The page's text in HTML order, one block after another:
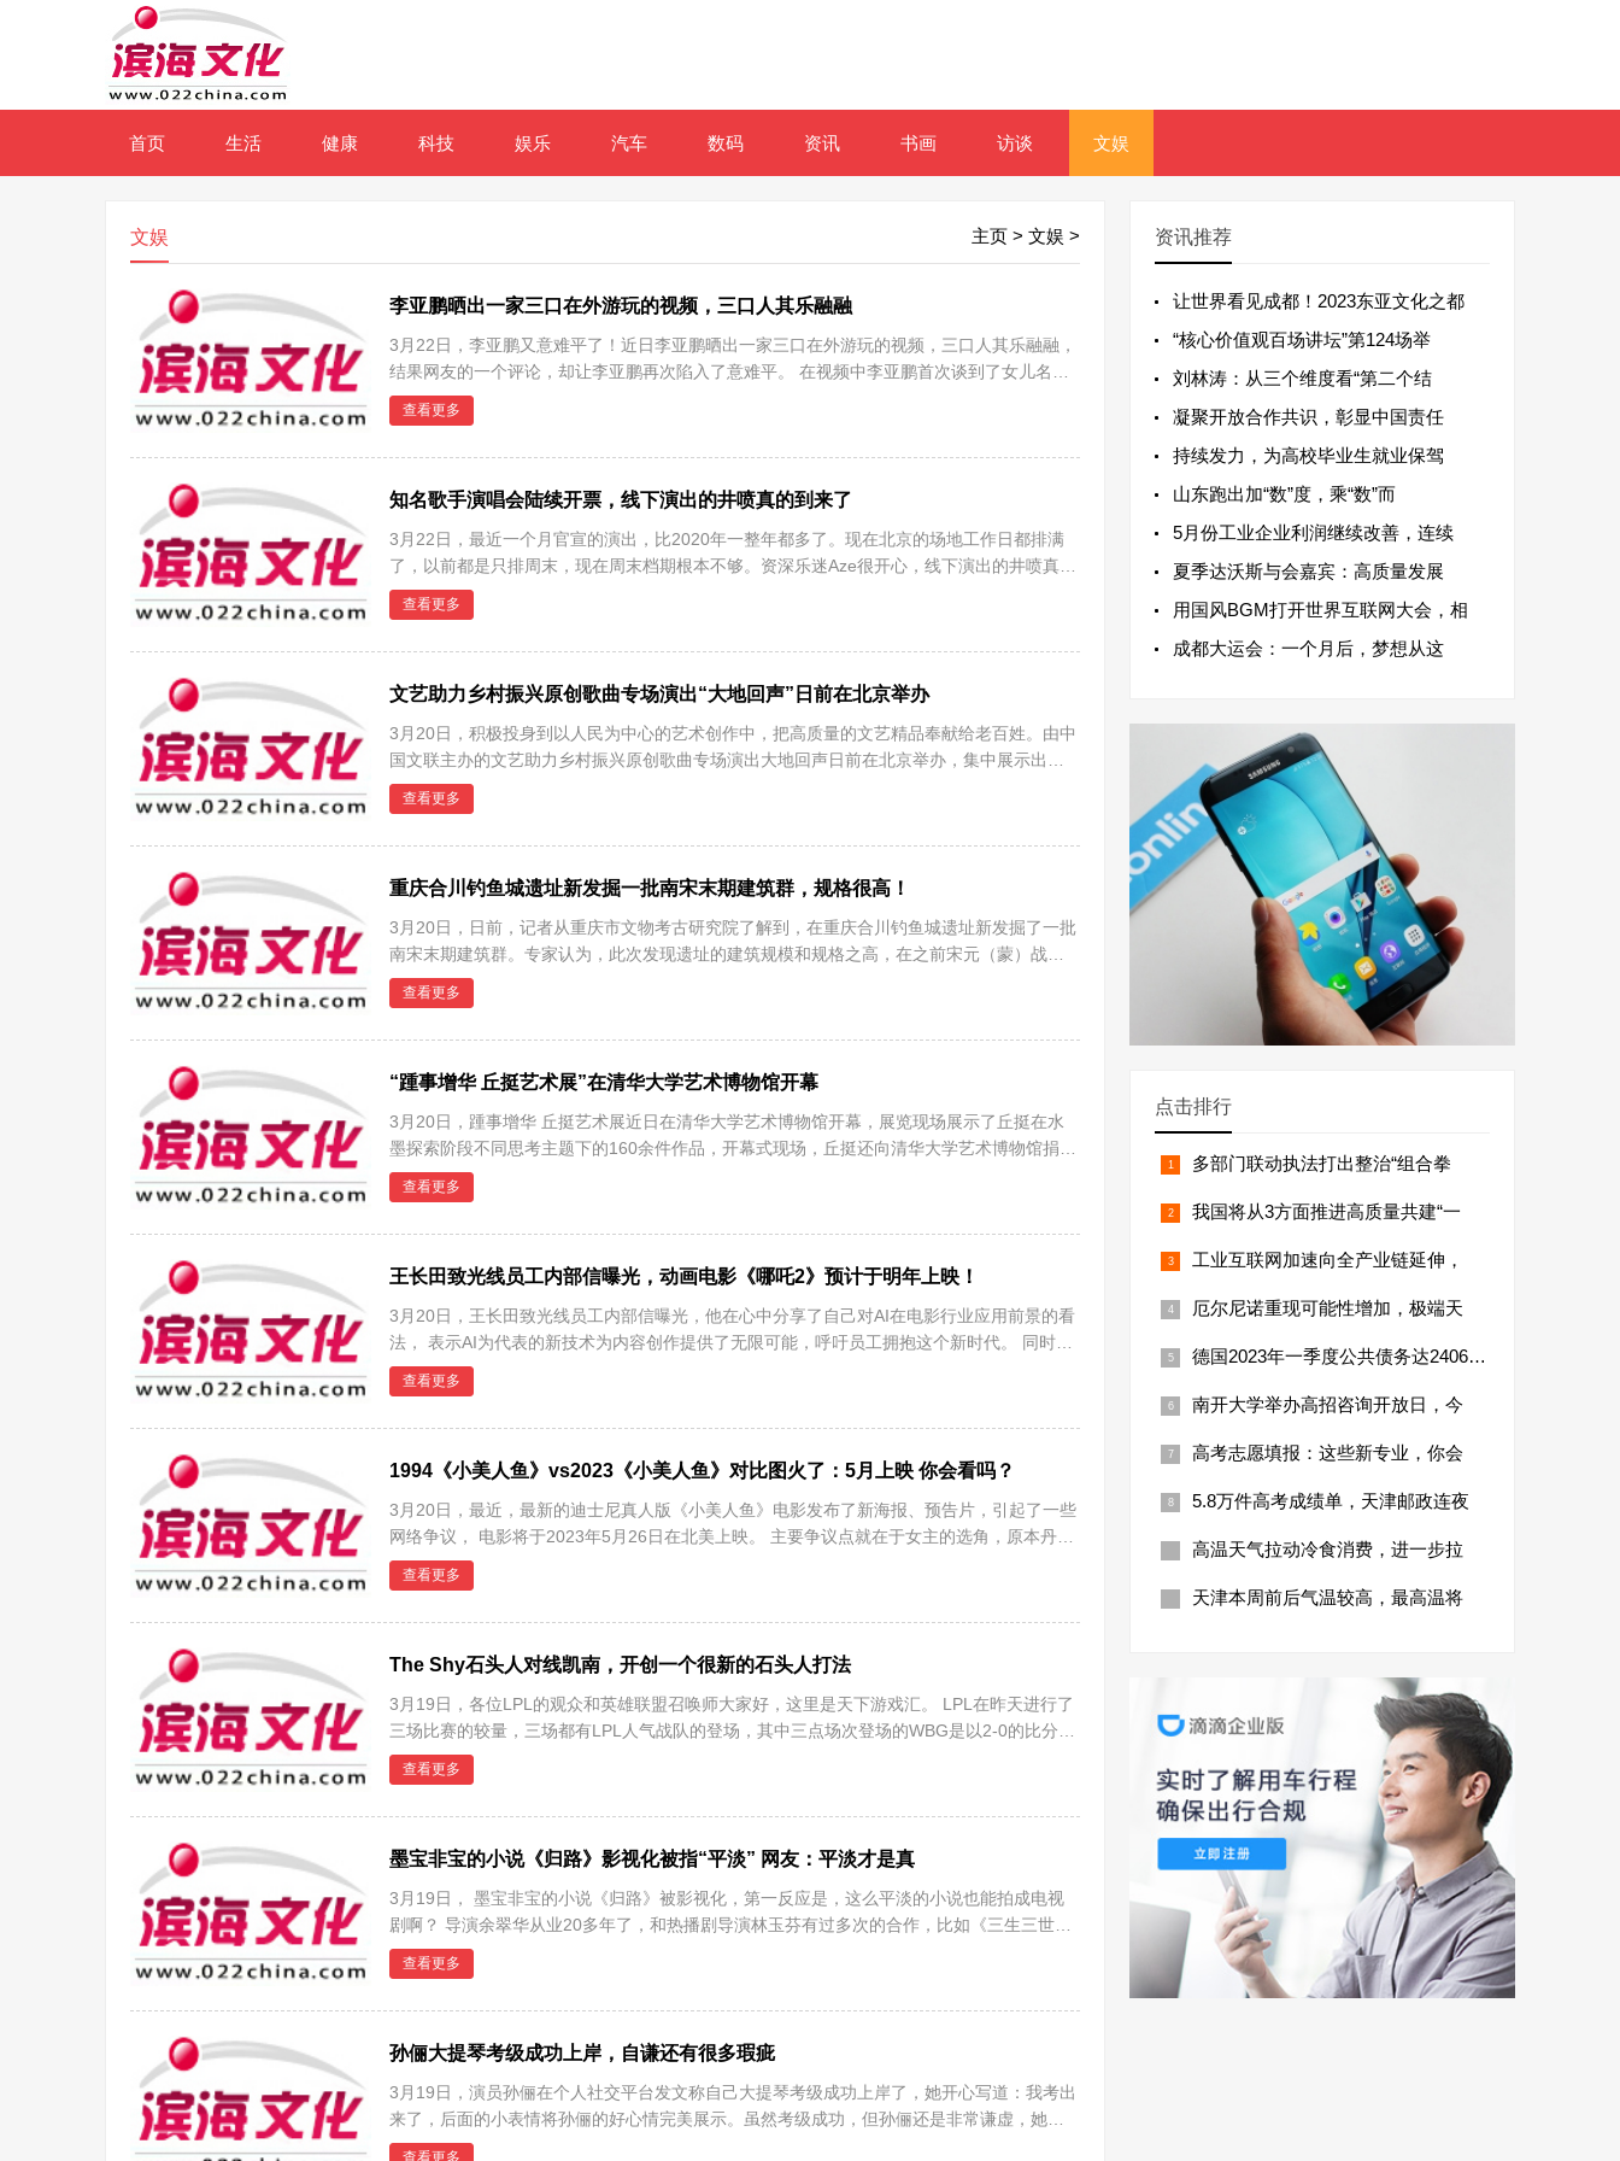
首页 生活 健康 科技 娱乐 汽车 数码 资讯 书画 访谈 文娱
主页 > 文娱 >
文娱
李亚鹏晒出一家三口在外游玩的视频，三口人其乐融融
3月22日，李亚鹏又意难平了！近日李亚鹏晒出一家三口在外游玩的视频，三口人其乐融融，
结果网友的一个评论，却让李亚鹏再次陷入了意难平。 在视频中李亚鹏首次谈到了女儿名字
的
查看更多
知名歌手演唱会陆续开票，线下演出的井喷真的到来了
3月22日，最近一个月官宣的演出，比2020年一整年都多了。现在北京的场地工作日都排满
了，以前都是只排周末，现在周末档期根本不够。资深乐迷Aze很开心，线下演出的井喷真的
到来了
查看更多
文艺助力乡村振兴原创歌曲专场演出“大地回声”日前在北京举办
3月20日，积极投身到以人民为中心的艺术创作中，把高质量的文艺精品奉献给老百姓。由中
国文联主办的文艺助力乡村振兴原创歌曲专场演出大地回声日前在北京举办，集中展示出近
期
查看更多
重庆合川钓鱼城遗址新发掘一批南宋末期建筑群，规格很高！
3月20日，日前，记者从重庆市文物考古研究院了解到，在重庆合川钓鱼城遗址新发掘了一批
南宋末期建筑群。专家认为，此次发现遗址的建筑规模和规格之高，在之前宋元（蒙）战争
时
查看更多
“踵事增华 丘挺艺术展”在清华大学艺术博物馆开幕
3月20日，踵事增华 丘挺艺术展近日在清华大学艺术博物馆开幕，展览现场展示了丘挺在水
墨探索阶段不同思考主题下的160余件作品，开幕式现场，丘挺还向清华大学艺术博物馆捐赠
《黄
查看更多
王长田致光线员工内部信曝光，动画电影《哪吒2》预计于明年上映！
3月20日，王长田致光线员工内部信曝光，他在心中分享了自己对AI在电影行业应用前景的看
法， 表示AI为代表的新技术为内容创作提供了无限可能，呼吁员工拥抱这个新时代。 同时信
里
查看更多
1994《小美人鱼》vs2023《小美人鱼》对比图火了：5月上映 你会看吗？
3月20日，最近，最新的迪士尼真人版《小美人鱼》电影发布了新海报、预告片，引起了一些
网络争议， 电影将于2023年5月26日在北美上映。 主要争议点就在于女主的选角，原本丹麦
童话
查看更多
The Shy石头人对线凯南，开创一个很新的石头人打法
3月19日，各位LPL的观众和英雄联盟召唤师大家好，这里是天下游戏汇。 LPL在昨天进行了
三场比赛的较量，三场都有LPL人气战队的登场，其中三点场次登场的WBG是以2-0的比分轻
松横扫了
查看更多
墨宝非宝的小说《归路》影视化被指“平淡” 网友：平淡才是真
3月19日， 墨宝非宝的小说《归路》被影视化，第一反应是，这么平淡的小说也能拍成电视
剧啊？ 导演余翠华从业20多年了，和热播剧导演林玉芬有过多次的合作，比如《三生三世十
里桃
查看更多
孙俪大提琴考级成功上岸，自谦还有很多瑕疵
3月19日，演员孙俪在个人社交平台发文称自己大提琴考级成功上岸了，她开心写道：我考出
来了，后面的小表情将孙俪的好心情完美展示。虽然考级成功，但孙俪还是非常谦虚，她自
谦
查看更多
资讯推荐
让世界看见成都！2023东亚文化之都
“核心价值观百场讲坛”第124场举
刘林涛：从三个维度看“第二个结
凝聚开放合作共识，彰显中国责任
持续发力，为高校毕业生就业保驾
山东跑出加“数”度，乘“数”而
5月份工业企业利润继续改善，连续
夏季达沃斯与会嘉宾：高质量发展
用国风BGM打开世界互联网大会，相
成都大运会：一个月后，梦想从这
点击排行
多部门联动执法打出整治“组合拳
我国将从3方面推进高质量共建“一
工业互联网加速向全产业链延伸，
厄尔尼诺重现可能性增加，极端天
德国2023年一季度公共债务达24066亿
南开大学举办高招咨询开放日，今
高考志愿填报：这些新专业，你会
5.8万件高考成绩单，天津邮政连夜
高温天气拉动冷食消费，进一步拉
天津本周前后气温较高，最高温将